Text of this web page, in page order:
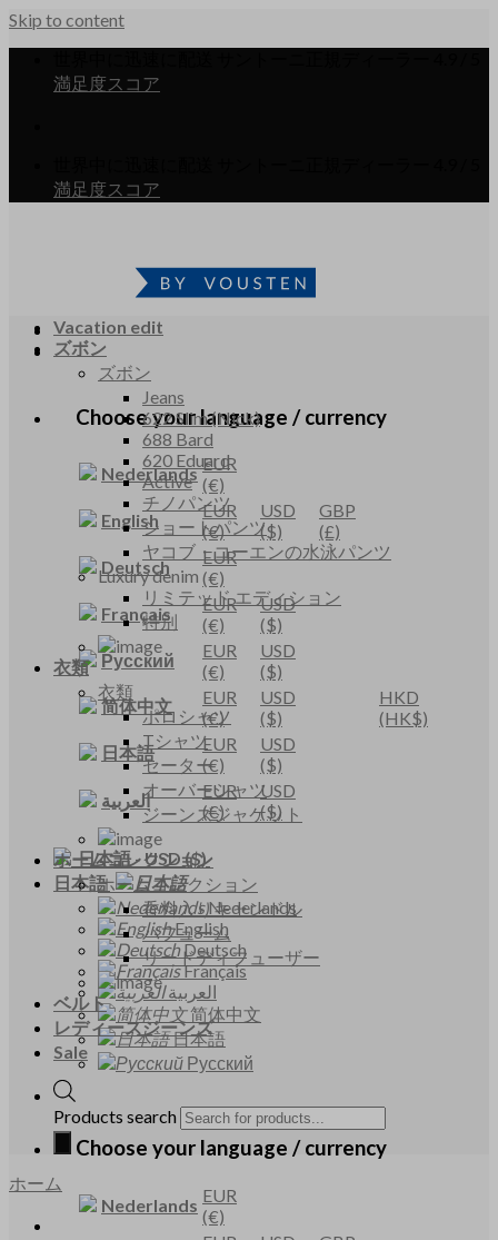
Skip to content
満足度スコア
満足度スコア
Choose your language / currency
Nederlands EUR
(€)
English
EUR
(€)
USD
($)
GBP
(£)
Deutsch
EUR
(€)
Français
EUR
(€)
USD
($)
Русский
EUR
(€)
USD
($)
简体中文
EUR
(€)
USD
($)
HKD
(HK$)
日本語
EUR
(€)
USD
($)
العربية
EUR
(€)
USD
($)
日本語-USD ($)
日本語
Nederlands
English
Deutsch
Français
العربية
简体中文
日本語
Русский
Choose your language / currency
Nederlands EUR
(€)
Vacation edit
ズボン
ズボン
Jeans
622 Slim (Nick)
688 Bard
620 Eduard
Active
チノパンツ
ショートパンツ
ヤコブ・コーエンの水泳パンツ
Luxury denim
リミテッド エディション
特別
衣類
衣類
ポロシャツ
Tシャツ
セーター
オーバーシャツ
ジーンズジャケット
ホームコレクション
ホームコレクション
香料入りキャンドル
パフューム
リードディフューザー
ベルト
レディースジーンズ
Sale
Products search
ホーム